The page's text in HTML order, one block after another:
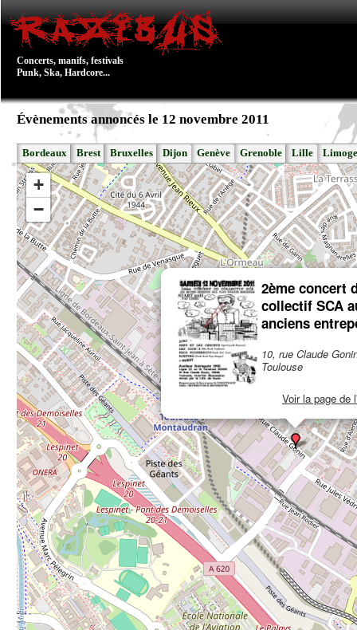
Concerts, manifs, festivals
Punk, Ska, Hardcore...
Évènements annoncés le 12 novembre 2011
Bordeaux Brest Bruxelles Dijon Genève Grenoble Lille
2ème concert
collectif SCA
anciens
10, rue Claude
Toulouse
Voir la page de
+
−